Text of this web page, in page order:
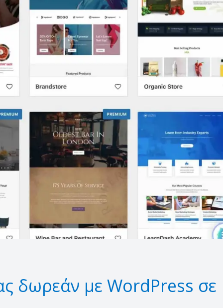
δωρεάν με WordPress σε